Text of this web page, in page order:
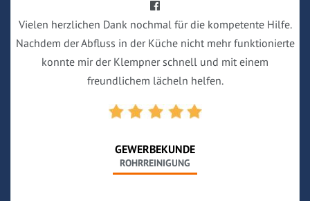
Vielen herzlichen Dank nochmal für die kompetente Hilfe.
Nachdem der Abfluss in der Küche nicht mehr funktionierte
konnte mir der Klempner schnell und mit einem
freundlichem lächeln helfen.
GEWERBEKUNDE
ROHRREINIGUNG